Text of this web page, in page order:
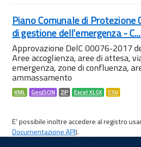
Piano Comunale di Protezione
di gestione dell'emergenza - C...
Approvazione DelC 00076-2017
Aree accoglienza, aree di attesa,
emergenza, zone di confluenza,
ammassamento
KML GeoJSON ZIP Excel XLSX CSV
E' possibile inoltre accedere al registro
Documentazione API).